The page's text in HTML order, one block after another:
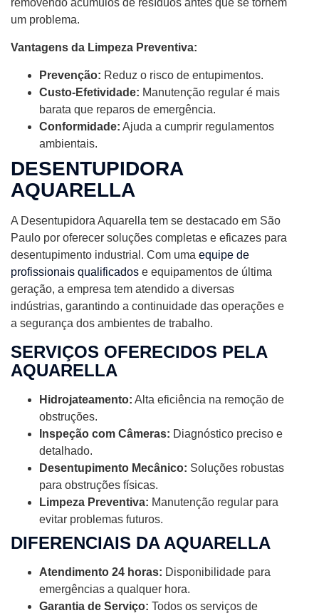
um problema.
Vantagens da Limpeza Preventiva:
Prevenção: Reduz o risco de entupimentos.
Custo-Efetividade: Manutenção regular é mais
barata que reparos de emergência.
Conformidade: Ajuda a cumprir regulamentos
ambientais.
DESENTUPIDORA
AQUARELLA
A Desentupidora Aquarella tem se destacado em São
Paulo por oferecer soluções completas e eficazes para
desentupimento industrial. Com uma equipe de
profissionais qualificados e equipamentos de última
geração, a empresa tem atendido a diversas
indústrias, garantindo a continuidade das operações e
a segurança dos ambientes de trabalho.
SERVIÇOS OFERECIDOS PELA
AQUARELLA
Hidrojateamento: Alta eficiência na remoção de
obstruções.
Inspeção com Câmeras: Diagnóstico preciso e
detalhado.
Desentupimento Mecânico: Soluções robustas
para obstruções físicas.
Limpeza Preventiva: Manutenção regular para
evitar problemas futuros.
DIFERENCIAIS DA AQUARELLA
Atendimento 24 horas: Disponibilidade para
emergências a qualquer hora.
Garantia de Serviço: Todos os serviços de